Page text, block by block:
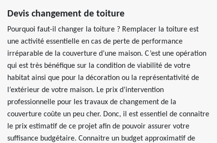
Devis changement de toiture
Pourquoi faut-il changer la toiture ? Remplacer la toiture est
une activité essentielle en cas de perte de performance
irréparable de la couverture d’une maison. C’est une opération
qui est très bénéfique sur la condition de viabilité de votre
habitat ainsi que pour la décoration ou la représentativité de
l’extérieur de votre maison. Le prix d’intervention
professionnelle pour les travaux de changement de la
couverture coûte un peu cher. Donc, il est essentiel de connaitre
le prix estimatif de ce projet afin de pouvoir assurer votre
suffisance budgétaire. Connaitre un budget approximatif de